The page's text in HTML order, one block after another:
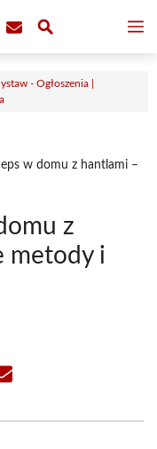
- Ogłoszenia |
w domu z hantlami –
z
metody i
Share